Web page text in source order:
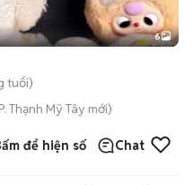
+2
6
tuổi)
P. Thạnh Mỹ Tây mới)
để hiện số Chat